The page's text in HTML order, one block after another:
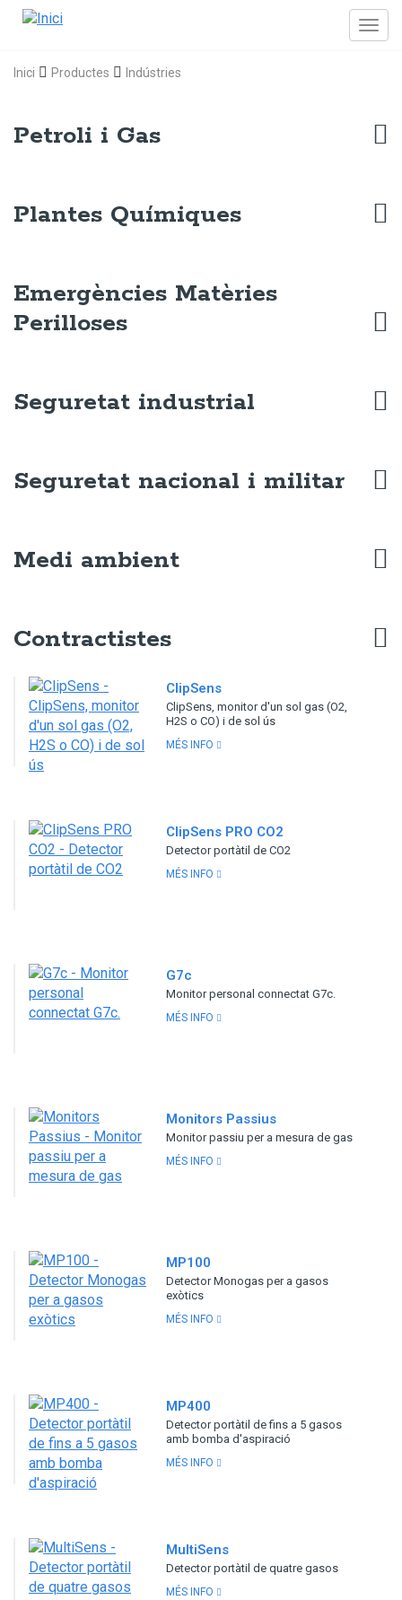
Inici Productes Indústries
Petroli i Gas
Plantes Químiques
Emergències Matèries
Perilloses
Seguretat industrial
Seguretat nacional i militar
Medi ambient
Contractistes
ClipSens
ClipSens, monitor d'un sol gas (O2,
H2S o CO) i de sol ús
MÉS INFO
ClipSens PRO CO2
Detector portàtil de CO2
MÉS INFO
G7c
Monitor personal connectat G7c.
MÉS INFO
Monitors Passius
Monitor passiu per a mesura de gas
MÉS INFO
MP100
Detector Monogas per a gasos
exòtics
MÉS INFO
MP400
Detector portàtil de fins a 5 gasos
amb bomba d'aspiració
MÉS INFO
MultiSens
Detector portàtil de quatre gasos
MÉS INFO